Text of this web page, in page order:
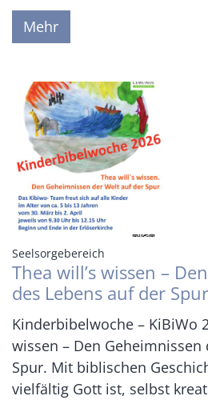
Mehr
Seelsorgebereich
Thea will’s wissen –
des Lebens auf der Spur
Kinderbibelwoche – KiBiWo
wissen – Den Geheimnissen
Spur. Mit biblischen
vielfältig Gott ist, selbst